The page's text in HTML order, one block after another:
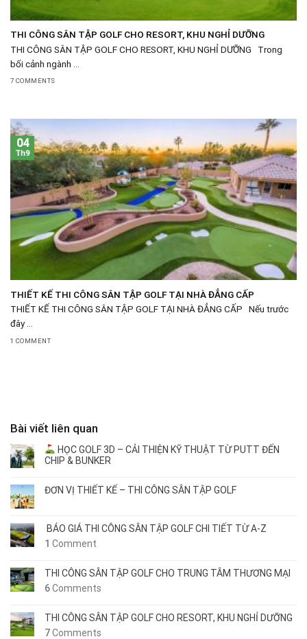
THI CÔNG SÂN TẬP GOLF CHO RESORT, KHU NGHỈ DƯỠNG
THI CÔNG SÂN TẬP GOLF CHO RESORT, KHU NGHỈ DƯỠNG Trong
bối cảnh ngành ...
7 COMMENTS
THIẾT KẾ THI CÔNG SÂN TẬP GOLF TẠI NHÀ ĐẲNG CẤP
THIẾT KẾ THI CÔNG SÂN TẬP GOLF TẠI NHÀ ĐẲNG CẤP Nếu trước
đây ...
1 COMMENT
04
Th9
Bài viết liên quan
HỌC GOLF 3D – CẢI THIỆN KỸ THUẬT TỪ PUTT ĐẾN
CHIP & BUNKER
ĐƠN VỊ THIẾT KẾ – THI CÔNG SÂN TẬP GOLF
BÁO GIÁ THI CÔNG SÂN TẬP GOLF CHI TIẾT TỪ A-Z
1 Comment
THI CÔNG SÂN TẬP GOLF CHO TRUNG TÂM THƯƠNG MẠI
6Comments
THI CÔNG SÂN TẬP GOLF CHO RESORT, KHU NGHỈ DƯỠNG
7Comments